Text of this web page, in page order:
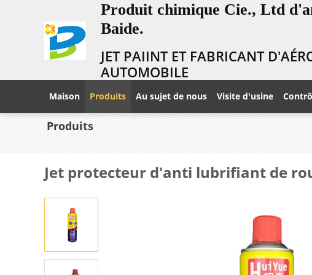
Produit chimique Cie., Ltd
Baide.
JET PAIINT ET FABRICANT
AUTOMOBILE
Maison Produits Au sujet de nous Visite d'usine
Produits
Jet protecteur d'anti lubrifiant de